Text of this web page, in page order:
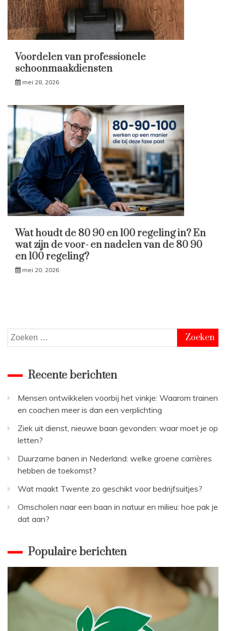
Voordelen van professionele
schoonmaakdiensten
mei 28, 2026
Wat houdt de 80 90 en 100 regeling in? En
wat zijn de voor- en nadelen van de 80 90
en 100 regeling?
mei 20, 2026
Zoeken
naar:
Recente berichten
Mensen ontwikkelen voorbij het vinkje: Waarom trainen
en coachen meer is dan een verplichting
Ziek uit dienst, nieuwe baan gevonden: waar moet je op
letten?
Duurzame banen in Nederland: welke groene carrières
hebben de toekomst?
Wat maakt Twente zo geschikt voor bedrijfsuitjes?
Omscholen naar een baan in natuur en milieu: hoe pak je
dat aan?
Populaire berichten